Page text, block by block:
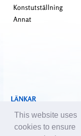
Konstutställning
Annat
LÄNKAR
falundafa.org
faluninfo.net
This website uses
cookies to ensure